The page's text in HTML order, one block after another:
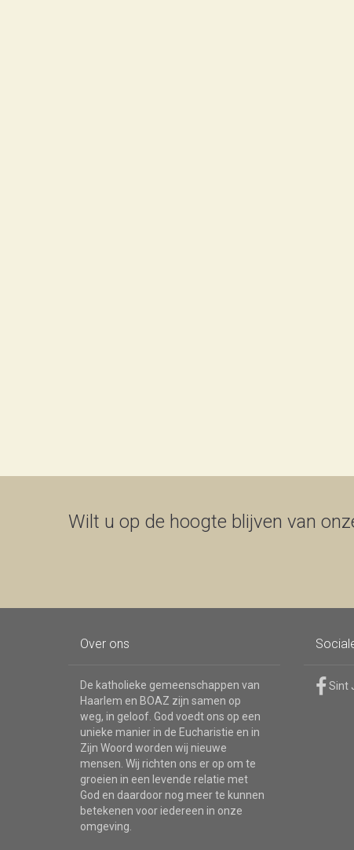
Wilt u op de hoogte blijven van
Over ons
De katholieke gemeenschappen van
Haarlem en BOAZ zijn samen op
weg, in geloof. God voedt ons op een
unieke manier in de Eucharistie en in
Zijn Woord worden wij nieuwe
mensen. Wij richten ons er op om te
groeien in een levende relatie met
God en daardoor nog meer te kunnen
betekenen voor iedereen in onze
omgeving.
Sint